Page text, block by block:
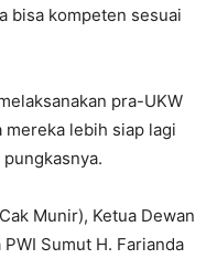
bisa kompeten sesuai
pra-UKW
lebih siap lagi
Munir), Ketua Dewan
Sumut H. Farianda